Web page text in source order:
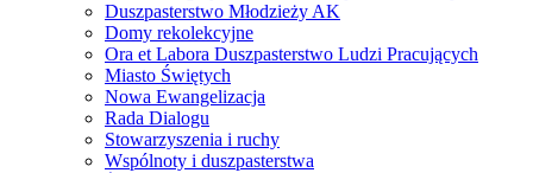
Duszpasterstwo Młodzieży AK
Domy rekolekcyjne
Ora et Labora Duszpasterstwo Ludzi Pracujących
Miasto Świętych
Nowa Ewangelizacja
Rada Dialogu
Stowarzyszenia i ruchy
Wspólnoty i duszpasterstwa